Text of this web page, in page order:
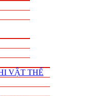
VẬT THỂ